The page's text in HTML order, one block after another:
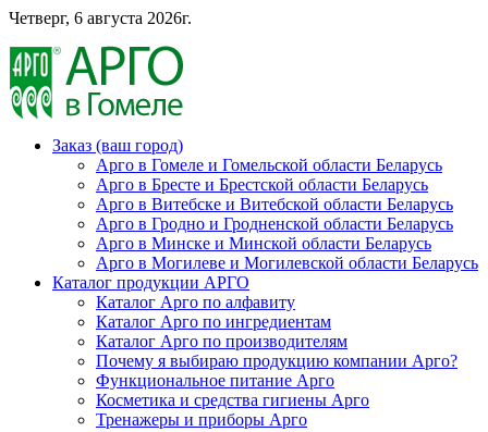
Четверг, 6 августа 2026г.
Заказ (ваш город)
Арго в Гомеле и Гомельской области Беларусь
Арго в Бресте и Брестской области Беларусь
Арго в Витебске и Витебской области Беларусь
Арго в Гродно и Гродненской области Беларусь
Арго в Минске и Минской области Беларусь
Арго в Могилеве и Могилевской области Беларусь
Каталог продукции АРГО
Каталог Арго по алфавиту
Каталог Арго по ингредиентам
Каталог Арго по производителям
Почему я выбираю продукцию компании Арго?
Функциональное питание Арго
Косметика и средства гигиены Арго
Тренажеры и приборы Арго